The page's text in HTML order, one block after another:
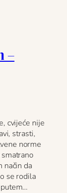
–
cvijeće nije
strasti,
norme
način da
se rodila